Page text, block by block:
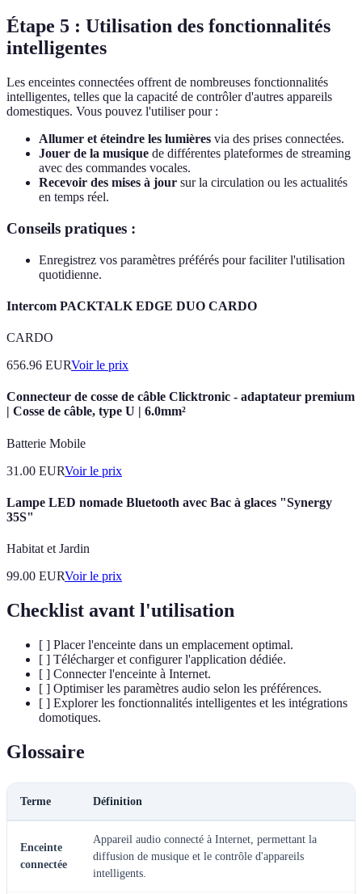
Étape 5 : Utilisation des fonctionnalités
intelligentes
Les enceintes connectées offrent de nombreuses fonctionnalités
intelligentes, telles que la capacité de contrôler d'autres appareils
domestiques. Vous pouvez l'utiliser pour :
Allumer et éteindre les lumières via des prises connectées.
Jouer de la musique de différentes plateformes de streaming
avec des commandes vocales.
Recevoir des mises à jour sur la circulation ou les actualités
en temps réel.
Conseils pratiques :
Enregistrez vos paramètres préférés pour faciliter l'utilisation
quotidienne.
Intercom PACKTALK EDGE DUO CARDO
CARDO
656.96 EURVoir le prix
Connecteur de cosse de câble Clicktronic - adaptateur premium
| Cosse de câble, type U | 6.0mm²
Batterie Mobile
31.00 EURVoir le prix
Lampe LED nomade Bluetooth avec Bac à glaces "Synergy
35S"
Habitat et Jardin
99.00 EURVoir le prix
Checklist avant l'utilisation
[ ] Placer l'enceinte dans un emplacement optimal.
[ ] Télécharger et configurer l'application dédiée.
[ ] Connecter l'enceinte à Internet.
[ ] Optimiser les paramètres audio selon les préférences.
[ ] Explorer les fonctionnalités intelligentes et les intégrations
domotiques.
Glossaire
Terme Définition
Enceinte
connectée
Appareil audio connecté à Internet, permettant la
diffusion de musique et le contrôle d'appareils
intelligents.